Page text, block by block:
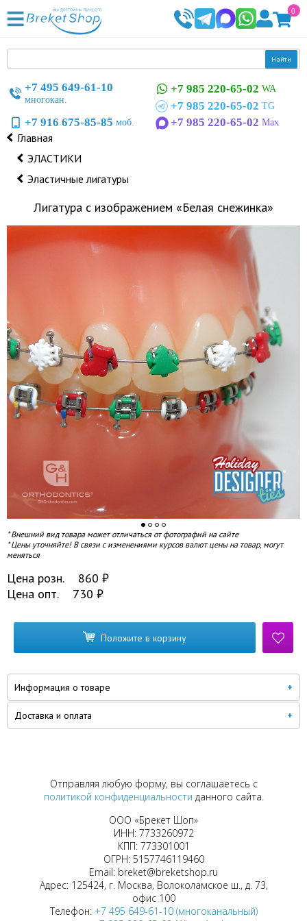
0
Найти
+7 495 649-61-10
многокан.
+7 916 675-85-85 моб.
+7 985 220-65-02 WA
+7 985 220-65-02 TG
+7 985 220-65-02 Max
Главная
ЭЛАСТИКИ
Эластичные лигатуры
Лигатура с изображением «Белая снежинка»
* Внешний вид товара может отличаться от фотографий на сайте
* Цены уточняйте! В связи с изменениями курсов валют цены на товар, могут
меняться
Цена розн. 860 ₽
Цена опт.
730 ₽
Положите в корзину
Информация о товаре
Доставка и оплата
Отправляя любую форму, вы соглашаетесь с
политикой конфиденциальности данного сайта.
ООО «Брекет Шоп»
ИНН: 7733260972
КПП: 773301001
ОГРН: 5157746119460
Email: breket@breketshop.ru
Адрес: 125424, г. Москва, Волоколамское ш., д. 73,
офис 100
Телефон: +7 495 649-61-10 (многоканальный)